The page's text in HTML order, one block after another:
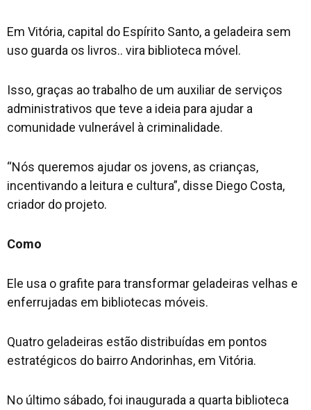
Em Vitória, capital do Espírito Santo, a geladeira sem
uso guarda os livros.. vira biblioteca móvel.
Isso, graças ao trabalho de um auxiliar de serviços
administrativos que teve a ideia para ajudar a
comunidade vulnerável à criminalidade.
“Nós queremos ajudar os jovens, as crianças,
incentivando a leitura e cultura”, disse Diego Costa,
criador do projeto.
Como
Ele usa o grafite para transformar geladeiras velhas e
enferrujadas em bibliotecas móveis.
Quatro geladeiras estão distribuídas em pontos
estratégicos do bairro Andorinhas, em Vitória.
No último sábado, foi inaugurada a quarta biblioteca